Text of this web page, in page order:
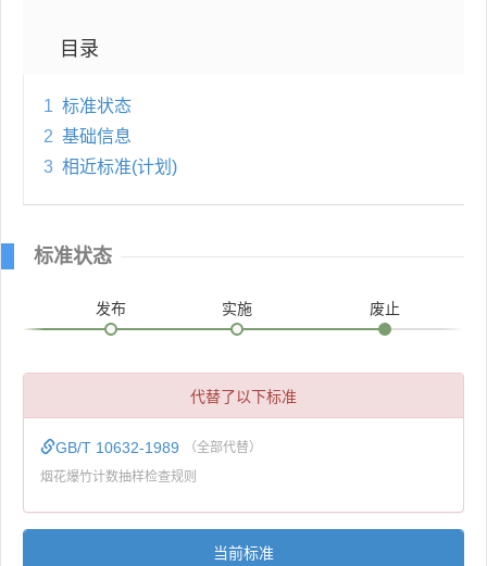
目录
1 标准状态
2 基础信息
3 相近标准(计划)
标准状态
发布 实施 废止
代替了以下标准
GB/T 10632-1989 （全部代替）
烟花爆竹计数抽样检查规则
当前标准